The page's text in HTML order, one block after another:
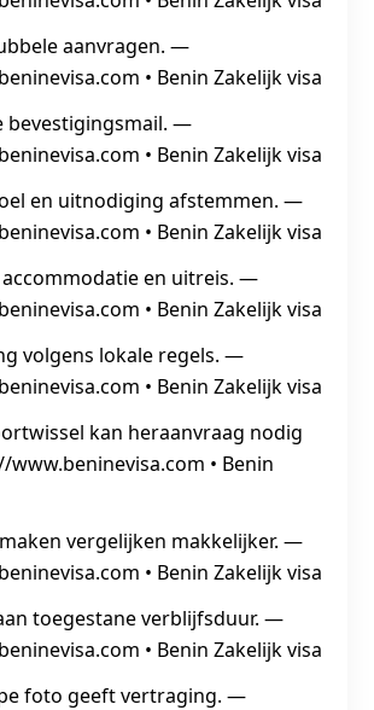
aanvragen. —
• Benin Zakelijk visa
bevestigingsmail. —
• Benin Zakelijk visa
en uitnodiging afstemmen. —
• Benin Zakelijk visa
en uitreis. —
• Benin Zakelijk visa
volgens lokale regels. —
• Benin Zakelijk visa
kan heraanvraag nodig
• Benin
vergelijken makkelijker. —
• Benin Zakelijk visa
toegestane verblijfsduur. —
• Benin Zakelijk visa
foto geeft vertraging. —